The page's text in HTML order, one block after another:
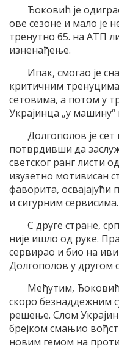
Ђоковић је
ове сезоне и мало је
тренутно 65. на АТП
изненађење.
Ипак, смогао је
критичним тренуцима
сетовима, а потом у
Украјинца „у машину“
Долгополов је сет
потврдивши да
светског ранг листи
изузетно мотивисан
фаворита,
и сигурним сервисима.
С друге стране,
није ишло од руке.
сервирао и био на
Долгополов у другом
Међутим, Ђоковић
скоро безнаддежним
решење. Слом
брејком смањио
новим гемом на